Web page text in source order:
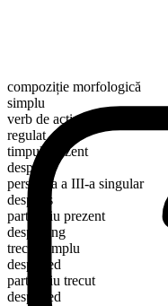
compoziție morfologică
simplu
verb de acțiune
regulat
timpul prezent
despoil
persoana a III-a singular
despoils
participiu prezent
despoiling
trecut simplu
despoiled
participiu trecut
despoiled